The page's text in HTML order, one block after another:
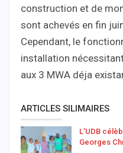
construction et de
sont achevés en fin
Cependant, le
installation
aux 3 MWA déja
ARTICLES SILIMAIRES
L’UDB
Georges